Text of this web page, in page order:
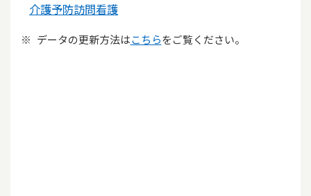
介護予防訪問看護
データの更新方法はこちらをご覧ください。